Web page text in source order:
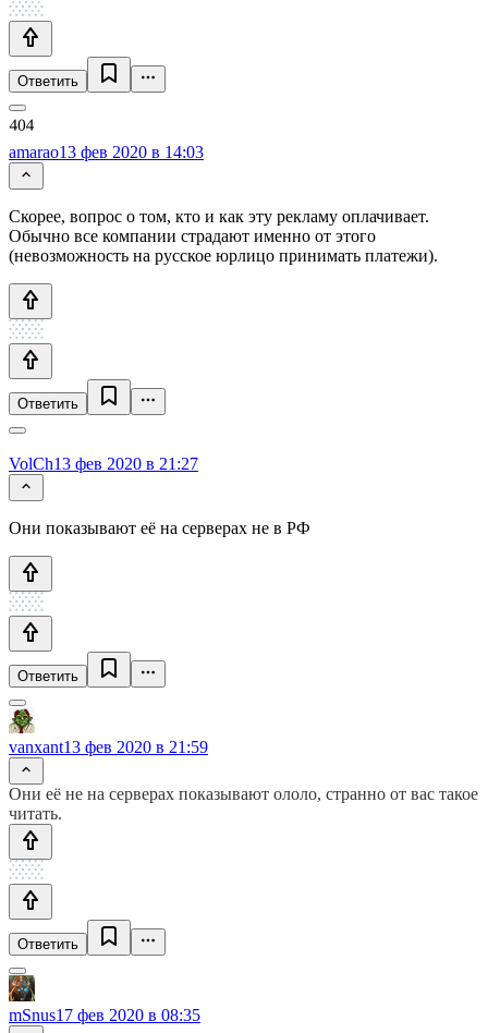
Ответить
amarao13 фев 2020 в 14:03
Скорее, вопрос о том, кто и как эту рекламу оплачивает.
Обычно все компании страдают именно от этого
(невозможность на русское юрлицо принимать платежи).
Ответить
VolCh13 фев 2020 в 21:27
Они показывают её на серверах не в РФ
Ответить
vanxant13 фев 2020 в 21:59
Они её не на серверах показывают ололо, странно от вас такое
читать.
Ответить
mSnus17 фев 2020 в 08:35